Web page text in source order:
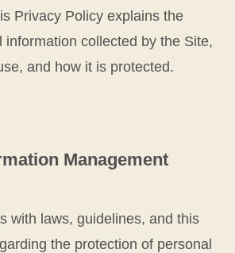
Privacy Policy explains the
information collected by the Site,
and how it is protected.
Management
with laws, guidelines, and this
the protection of personal